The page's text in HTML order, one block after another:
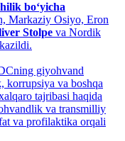
bo‘yicha
Markaziy Osiyo, Eron
Stolpe va Nordik
giyohvand
korrupsiya va boshqa
tajribasi haqida
va transmilliy
va profilaktika orqali